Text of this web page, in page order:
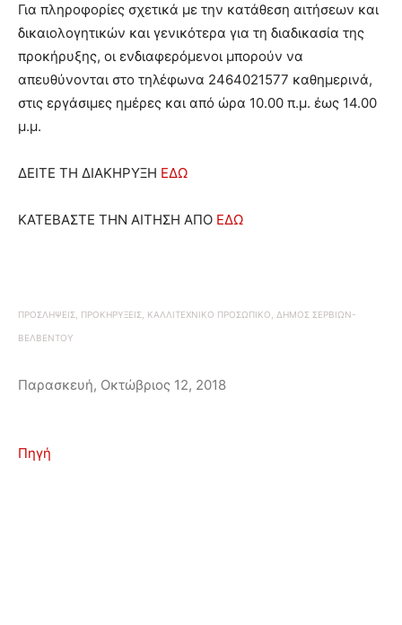
Για πληροφορίες σχετικά με την κατάθεση αιτήσεων και
δικαιολογητικών και γενικότερα για τη διαδικασία της
προκήρυξης, οι ενδιαφερόμενοι μπορούν να
απευθύνονται στο τηλέφωνα 2464021577 καθημερινά,
στις εργάσιμες ημέρες και από ώρα 10.00 π.μ. έως 14.00
μ.μ.
ΔΕΙΤΕ ΤΗ ΔΙΑΚΗΡΥΞΗ ΕΔΩ
ΚΑΤΕΒΑΣΤΕ ΤΗΝ ΑΙΤΗΣΗ ΑΠΟ ΕΔΩ
ΠΡΟΣΛΗΨΕΙΣ, ΠΡΟΚΗΡΥΞΕΙΣ, ΚΑΛΛΙΤΕΧΝΙΚΟ ΠΡΟΣΩΠΙΚΟ, ΔΗΜΟΣ ΣΕΡΒΙΩΝ-
ΒΕΛΒΕΝΤΟΥ
Παρασκευή, Οκτώβριος 12, 2018
Πηγή